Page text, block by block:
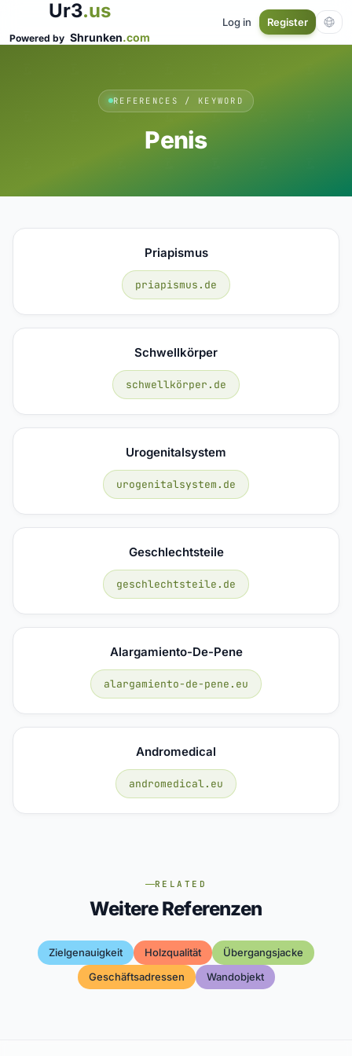
Ur3.us
Powered by Shrunken.com
Log in Register
REFERENCES / KEYWORD
Penis
Priapismus
priapismus.de
Schwellkörper
schwellkörper.de
Urogenitalsystem
urogenitalsystem.de
Geschlechtsteile
geschlechtsteile.de
Alargamiento-De-Pene
alargamiento-de-pene.eu
Andromedical
andromedical.eu
RELATED
Weitere Referenzen
Zielgenauigkeit Holzqualität
Übergangsjacke
Geschäftsadressen
Wandobjekt